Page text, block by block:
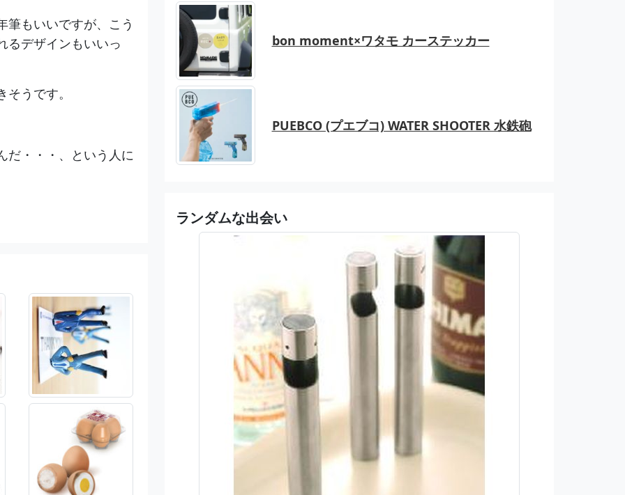
筆もいいですが、こう
るデザインもいいっ
うです。
だ・・・、という人に
bon moment×ワタモ カーステッカー
PUEBCO (プエブコ) WATER SHOOTER 水鉄砲
ランダムな出会い